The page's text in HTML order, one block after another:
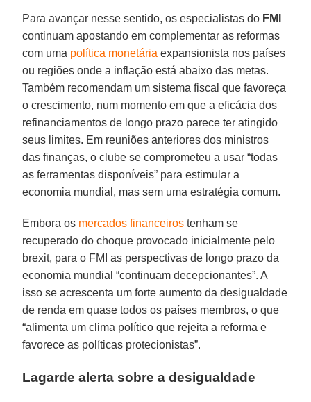
Para avançar nesse sentido, os especialistas do FMI
continuam apostando em complementar as reformas
com uma política monetária expansionista nos países
ou regiões onde a inflação está abaixo das metas.
Também recomendam um sistema fiscal que favoreça
o crescimento, num momento em que a eficácia dos
refinanciamentos de longo prazo parece ter atingido
seus limites. Em reuniões anteriores dos ministros
das finanças, o clube se comprometeu a usar “todas
as ferramentas disponíveis” para estimular a
economia mundial, mas sem uma estratégia comum.
Embora os mercados financeiros tenham se
recuperado do choque provocado inicialmente pelo
brexit, para o FMI as perspectivas de longo prazo da
economia mundial “continuam decepcionantes”. A
isso se acrescenta um forte aumento da desigualdade
de renda em quase todos os países membros, o que
“alimenta um clima político que rejeita a reforma e
favorece as políticas protecionistas”.
Lagarde alerta sobre a desigualdade